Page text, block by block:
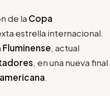
de la Copa
estrella internacional.
Fluminense, actual
, en una nueva final
.